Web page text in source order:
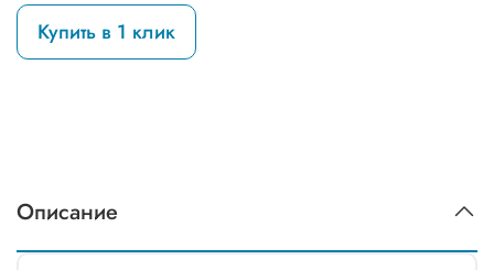
Купить в 1 клик
Описание